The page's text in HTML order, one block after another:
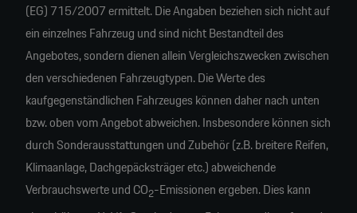
(EG) 715/2007 ermittelt. Die Angaben beziehen sich nicht auf
ein einzelnes Fahrzeug und sind nicht Bestandteil des
Angebotes, sondern dienen allein Vergleichszwecken zwischen
den verschiedenen Fahrzeugtypen. Die Werte des
kaufgegenständlichen Fahrzeuges können daher nach unten
bzw. oben vom Angebot abweichen. Insbesondere können sich
durch Sonderausstattungen und Zubehör (z.B. breitere Reifen,
Klimaanlage, Dachgepäcksträger etc.) abweichende
Verbrauchswerte und CO2-Emissionen ergeben. Dies kann